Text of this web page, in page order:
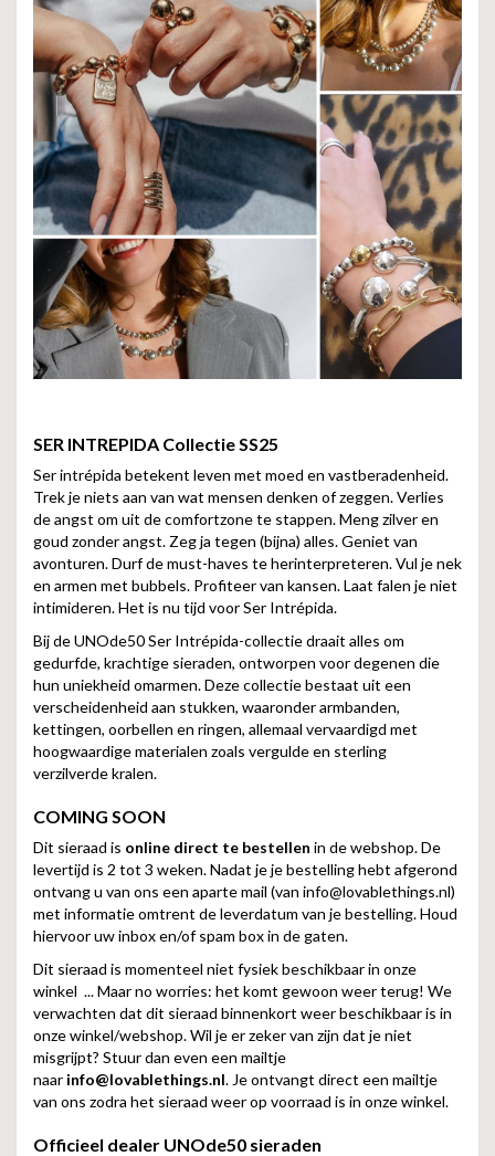
SER INTREPIDA Collectie SS25
Ser intrépida betekent leven met moed en vastberadenheid.
Trek je niets aan van wat mensen denken of zeggen. Verlies
de angst om uit de comfortzone te stappen. Meng zilver en
goud zonder angst. Zeg ja tegen (bijna) alles. Geniet van
avonturen. Durf de must-haves te herinterpreteren. Vul je nek
en armen met bubbels. Profiteer van kansen. Laat falen je niet
intimideren. Het is nu tijd voor Ser Intrépida.
Bij de UNOde50 Ser Intrépida-collectie draait alles om
gedurfde, krachtige sieraden, ontworpen voor degenen die
hun uniekheid omarmen. Deze collectie bestaat uit een
verscheidenheid aan stukken, waaronder armbanden,
kettingen, oorbellen en ringen, allemaal vervaardigd met
hoogwaardige materialen zoals vergulde en sterling
verzilverde kralen.
COMING SOON
Dit sieraad is online direct te bestellen in de webshop. De
levertijd is 2 tot 3 weken. Nadat je je bestelling hebt afgerond
ontvang u van ons een aparte mail (van info@lovablethings.nl)
met informatie omtrent de leverdatum van je bestelling. Houd
hiervoor uw inbox en/of spam box in de gaten.
Dit sieraad is momenteel niet fysiek beschikbaar in onze
winkel ... Maar no worries: het komt gewoon weer terug! We
verwachten dat dit sieraad binnenkort weer beschikbaar is in
onze winkel/webshop. Wil je er zeker van zijn dat je niet
misgrijpt? Stuur dan even een mailtje
naar info@lovablethings.nl. Je ontvangt direct een mailtje
van ons zodra het sieraad weer op voorraad is in onze winkel.
Officieel dealer UNOde50 sieraden